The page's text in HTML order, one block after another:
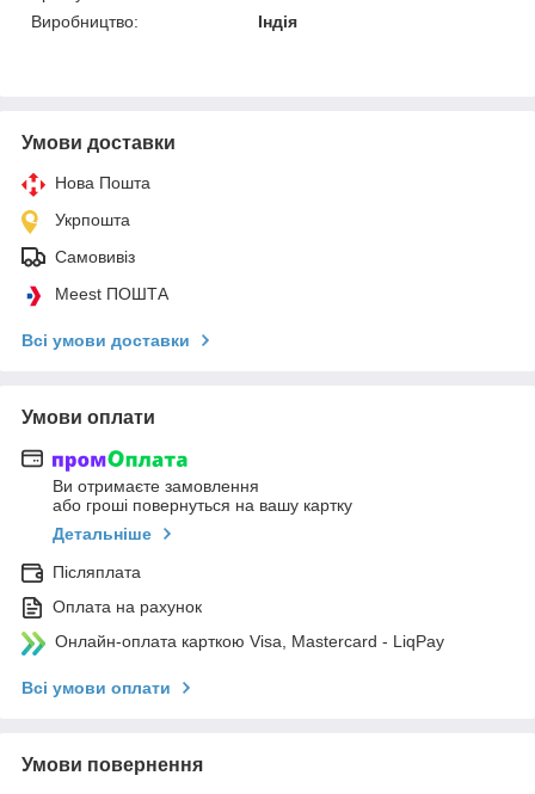
Виробництво:
Індія
Умови доставки
Нова Пошта
Укрпошта
Самовивіз
Meest ПОШТА
Всі умови доставки
Умови оплати
Ви отримаєте замовлення
або гроші повернуться на вашу картку
Детальніше
Післяплата
Оплата на рахунок
Онлайн-оплата карткою Visa, Mastercard - LiqPay
Всі умови оплати
Умови повернення